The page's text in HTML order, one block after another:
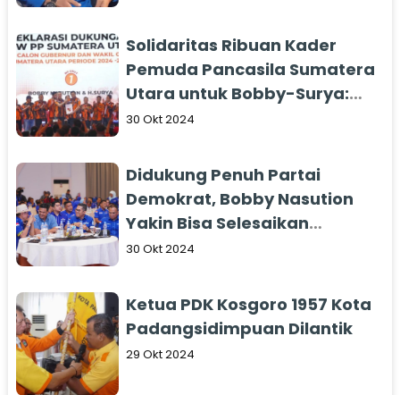
Solidaritas Ribuan Kader
Pemuda Pancasila Sumatera
Utara untuk Bobby-Surya:
Komitmen dan Apresiasi
30 Okt 2024
Didukung Penuh Partai
Demokrat, Bobby Nasution
Yakin Bisa Selesaikan
Masalah Infrastruktur Jalan
30 Okt 2024
Ketua PDK Kosgoro 1957 Kota
Padangsidimpuan Dilantik
29 Okt 2024